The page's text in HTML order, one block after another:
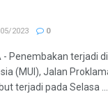
2023 0
- Penembakan terjadi di
(MUI), Jalan
terjadi pada Selasa ...